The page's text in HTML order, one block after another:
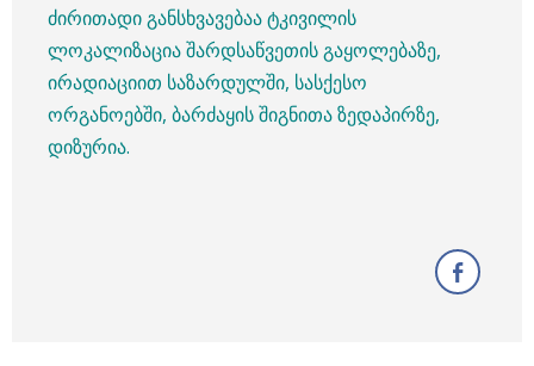
ძირითადი განსხვავებაა ტკივილის
ლოკალიზაცია შარდსაწვეთის გაყოლებაზე,
ირადიაციით საზარდულში, სასქესო
ორგანოებში, ბარძაყის შიგნითა ზედაპირზე,
დიზურია.